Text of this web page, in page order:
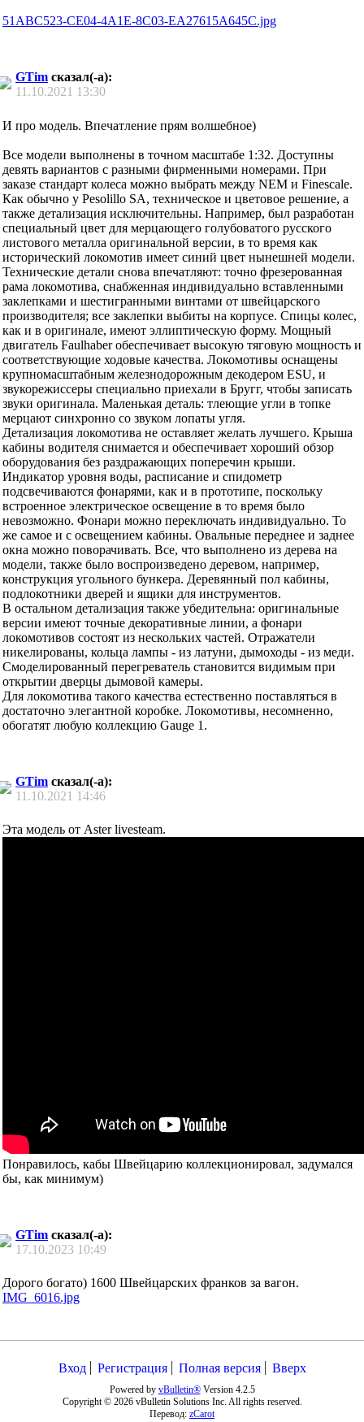
51ABC523-CE04-4A1E-8C03-EA27615A645C.jpg
GTim сказал(-а):
11.10.2021 13:30
И про модель. Впечатление прям волшебное)
Все модели выполнены в точном масштабе 1:32. Доступны
девять вариантов с разными фирменными номерами. При
заказе стандарт колеса можно выбрать между NEM и Finescale.
Как обычно у Pesolillo SA, техническое и цветовое решение, а
также детализация исключительны. Например, был разработан
специальный цвет для мерцающего голубоватого русского
листового металла оригинальной версии, в то время как
исторический локомотив имеет синий цвет нынешней модели.
Технические детали снова впечатляют: точно фрезерованная
рама локомотива, снабженная индивидуально вставленными
заклепками и шестигранными винтами от швейцарского
производителя; все заклепки выбиты на корпусе. Спицы колес,
как и в оригинале, имеют эллиптическую форму. Мощный
двигатель Faulhaber обеспечивает высокую тяговую мощность и
соответствующие ходовые качества. Локомотивы оснащены
крупномасштабным железнодорожным декодером ESU, и
звукорежиссеры специально приехали в Бругг, чтобы записать
звуки оригинала. Маленькая деталь: тлеющие угли в топке
мерцают синхронно со звуком лопаты угля.
Детализация локомотива не оставляет желать лучшего. Крыша
кабины водителя снимается и обеспечивает хороший обзор
оборудования без раздражающих поперечин крыши.
Индикатор уровня воды, расписание и спидометр
подсвечиваются фонарями, как и в прототипе, поскольку
встроенное электрическое освещение в то время было
невозможно. Фонари можно переключать индивидуально. То
же самое и с освещением кабины. Овальные переднее и заднее
окна можно поворачивать. Все, что выполнено из дерева на
модели, также было воспроизведено деревом, например,
конструкция угольного бункера. Деревянный пол кабины,
подлокотники дверей и ящики для инструментов.
В остальном детализация также убедительна: оригинальные
версии имеют точные декоративные линии, а фонари
локомотивов состоят из нескольких частей. Отражатели
никелированы, кольца лампы - из латуни, дымоходы - из меди.
Смоделированный перегреватель становится видимым при
открытии дверцы дымовой камеры.
Для локомотива такого качества естественно поставляться в
достаточно элегантной коробке. Локомотивы, несомненно,
обогатят любую коллекцию Gauge 1.
GTim сказал(-а):
11.10.2021 14:46
Эта модель от Aster livesteam.
Понравилось, кабы Швейцарию коллекционировал, задумался
бы, как минимум)
GTim сказал(-а):
17.10.2023 10:49
Дорого богато) 1600 Швейцарских франков за вагон.
IMG_6016.jpg
Вход Регистрация Полная версия Вверх
Powered by vBulletin®Version 4.2.5
Copyright © 2026 vBulletin Solutions Inc. All rights reserved.
Перевод: zCarot